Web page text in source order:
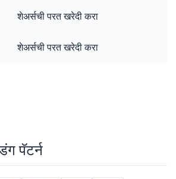
शेअर्सची परत खरेदी करा
शेअर्सची परत खरेदी करा
पॅटर्न